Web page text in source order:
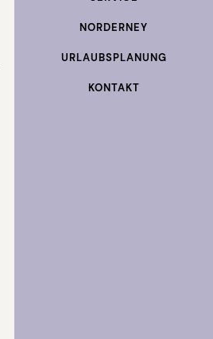
NORDERNEY
URLAUBSPLANUNG
KONTAKT